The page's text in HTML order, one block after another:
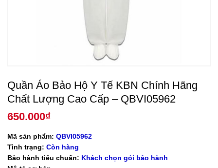
Quần Áo Bảo Hộ Y Tế KBN Chính Hãng
Chất Lượng Cao Cấp – QBVI05962
650.000₫
Mã sản phẩm: QBVI05962
Tình trạng: Còn hàng
Bảo hành tiêu chuẩn: Khách chọn gói bảo hành